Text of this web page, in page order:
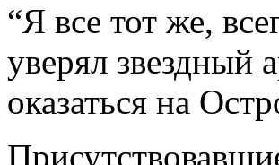
“Я все тот же,
уверял звездный
оказаться на